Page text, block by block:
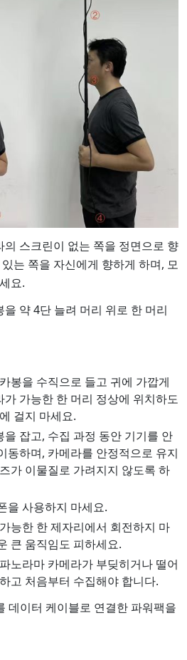
의 스크린이 없는 쪽을 정면으로 향
는 쪽을 자신에게 향하게 하며, 모
요.
을 약 4단 늘려 머리 위로 한 머리
봉을 수직으로 들고 귀에 가깝게
가 가능한 한 머리 정상에 위치하도
걸지 마세요.
을 잡고, 수집 과정 동안 기기를 안
동하며, 카메라를 안정적으로 유지
가 이물질로 가려지지 않도록 하
을 사용하지 마세요.
능한 한 제자리에서 회전하지 마
큰 움직임도 피하세요.
노라마 카메라가 부딪히거나 떨어
고 처음부터 수집해야 합니다.
데이터 케이블로 연결한 파워팩을